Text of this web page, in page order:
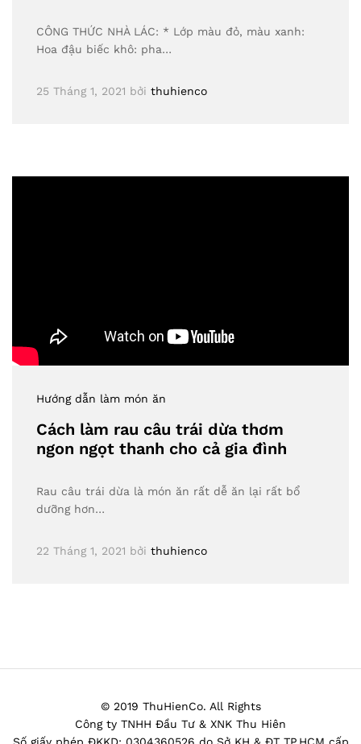
CÔNG THỨC NHÀ LÁC: * Lớp màu đỏ, màu xanh:
Hoa đậu biếc khô: pha…
25 Tháng 1, 2021 bởi thuhienco
Hướng dẫn làm món ăn
Cách làm rau câu trái dừa thơm
ngon ngọt thanh cho cả gia đình
Rau câu trái dừa là món ăn rất dễ ăn lại rất bổ
dưỡng hơn…
22 Tháng 1, 2021 bởi thuhienco
© 2019 ThuHienCo. All Rights
Công ty TNHH Đầu Tư & XNK Thu Hiên